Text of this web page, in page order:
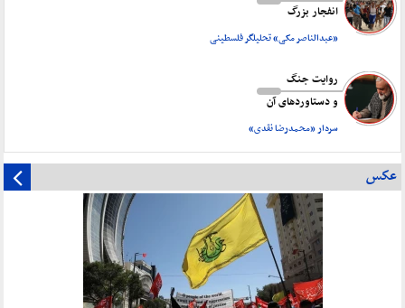
انفجار بزرگ
«عبدالناصر مکی» تحلیلگر فلسطینی
روایت جنگ
و دستاورد‌های آن
سردار «محمدرضا نقدی»
عکس